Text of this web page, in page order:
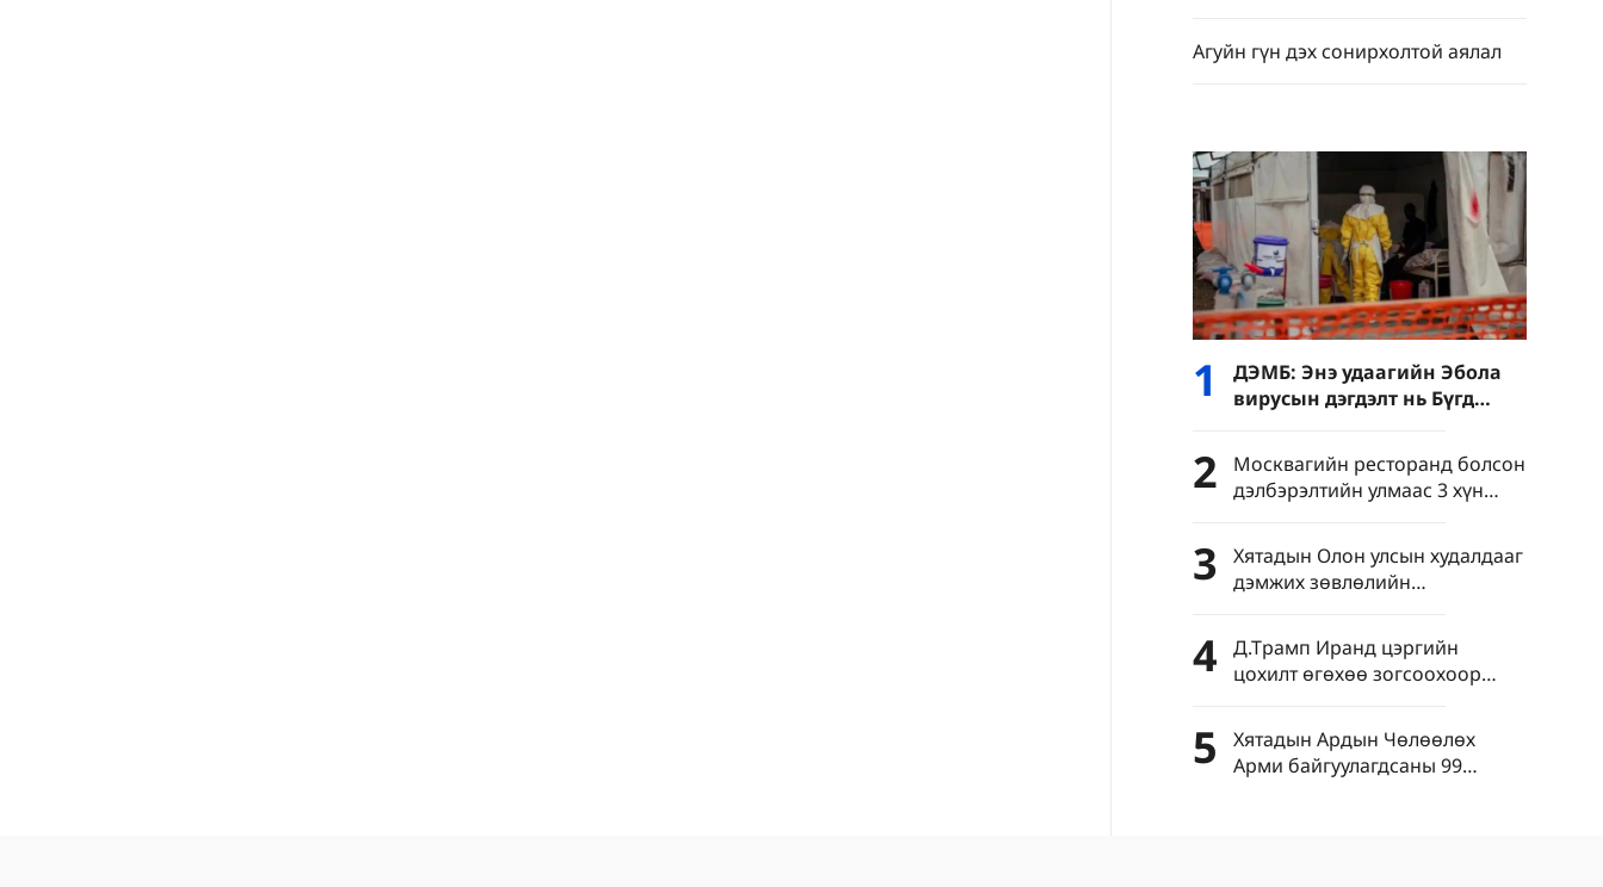
Агуйн гүн дэх сонирхолтой аялал
1
ДЭМБ: Энэ удаагийн Эбола
вирусын дэгдэлт нь Бүгд
Найрамдах Ардчилсан Конго
Улсын түүхэнд хамгийн том
хэмжээний тахал юм
2
Москвагийн ресторанд болсон
дэлбэрэлтийн улмаас 3 хүн
амиа алдаж, 21 хүн шархаджээ
3
Хятадын Олон улсын худалдааг
дэмжих зөвлөлийн
төлөөлөгчид АНУ-д айлчлав
4
Д.Трамп Иранд цэргийн
цохилт өгөхөө зогсоохоор
тохиролцсоноо мэдэгдэв
5
Хятадын Ардын Чөлөөлөх
Арми байгуулагдсаны 99